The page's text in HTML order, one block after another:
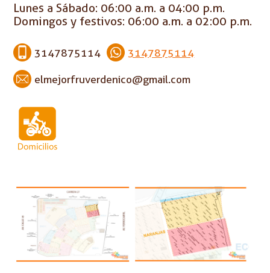
Lunes a Sábado: 06:00 a.m. a 04:00 p.m.
Domingos y festivos: 06:00 a.m. a 02:00 p.m.
3147875114 3147875114
elmejorfruverdenico@gmail.com